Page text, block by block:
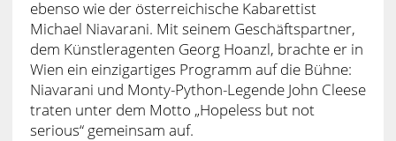
ebenso wie der österreichische Kabarettist
Michael Niavarani. Mit seinem Geschäftspartner,
dem Künstleragenten Georg Hoanzl, brachte er in
Wien ein einzigartiges Programm auf die Bühne:
Niavarani und Monty-Python-Legende John Cleese
traten unter dem Motto „Hopeless but not
serious“ gemeinsam auf.